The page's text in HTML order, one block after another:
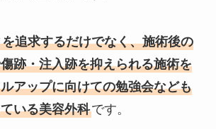
追求するだけでなく、施術後の
跡・注入跡を抑えられる施術を
アップに向けての勉強会なども
いる美容外科です。